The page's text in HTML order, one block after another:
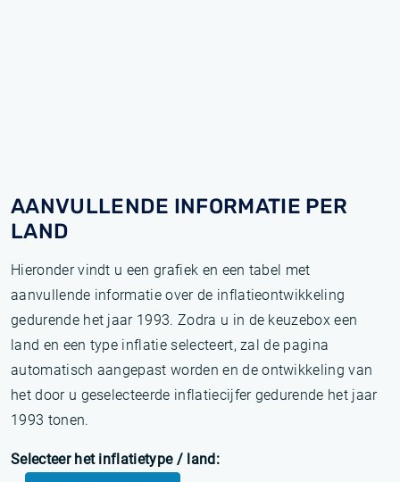
AANVULLENDE INFORMATIE PER
LAND
Hieronder vindt u een grafiek en een tabel met
aanvullende informatie over de inflatieontwikkeling
gedurende het jaar 1993. Zodra u in de keuzebox een
land en een type inflatie selecteert, zal de pagina
automatisch aangepast worden en de ontwikkeling van
het door u geselecteerde inflatiecijfer gedurende het jaar
1993 tonen.
Selecteer het inflatietype / land: